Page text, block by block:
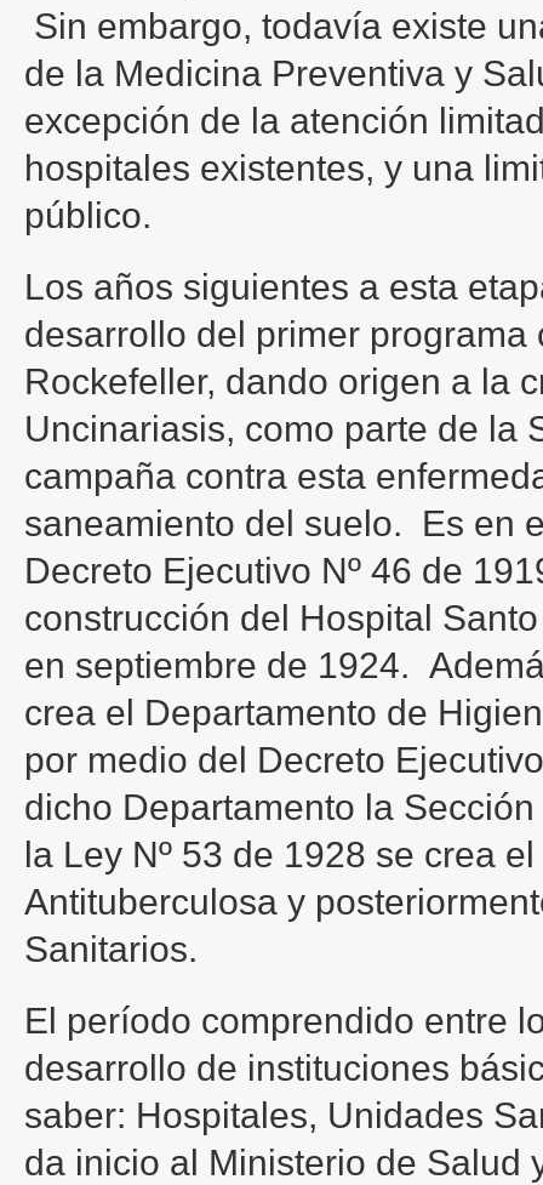
Sin embargo, todavía existe
de la Medicina Preventiva y
excepción de la atención
hospitales existentes, y una
público.
Los años siguientes a esta
desarrollo del primer
Rockefeller, dando origen a la
Uncinariasis, como parte de la
campaña contra esta
saneamiento del suelo. Es en
Decreto Ejecutivo Nº 46 de
construcción del Hospital
en septiembre de 1924.
crea el Departamento de
por medio del Decreto
dicho Departamento la
la Ley Nº 53 de 1928 se crea
Antituberculosa y
Sanitarios.
El período comprendido entre
desarrollo de instituciones
saber: Hospitales, Unidades
da inicio al Ministerio de Salud